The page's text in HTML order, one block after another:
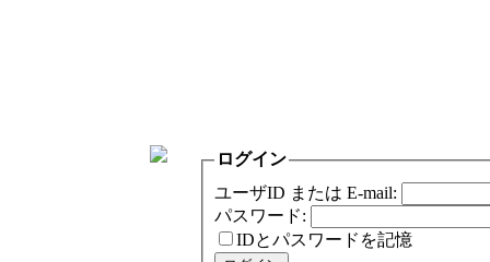
ログイン
ユーザID または E-mail:
パスワード:
IDとパスワードを記憶